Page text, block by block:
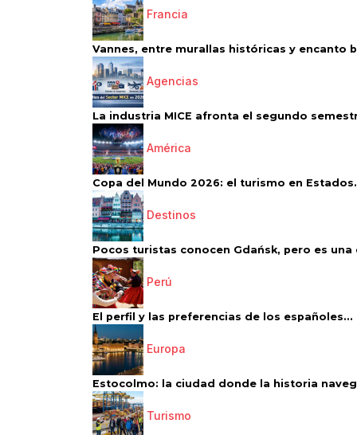
Francia
Vannes, entre murallas históricas y encanto
Agencias
La industria MICE afronta el segundo
América
Copa del Mundo 2026: el turismo en
Destinos
Pocos turistas conocen Gdańsk, pero es una
Perú
El perfil y las preferencias de los españoles...
Europa
Estocolmo: la ciudad donde la historia
Turismo